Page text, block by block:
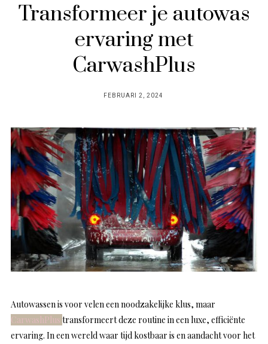
Transformeer je autowas
ervaring met
CarwashPlus
POSTED
FEBRUARI 2, 2024
Autowassen is voor velen een noodzakelijke klus, maar
CarwashPlus transformeert deze routine in een luxe, efficiënte
ervaring. In een wereld waar tijd kostbaar is en aandacht voor het